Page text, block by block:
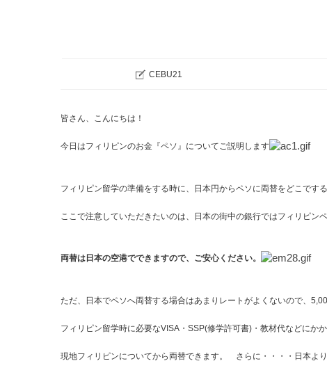
CEBU21
皆さん、こんにちは！
今日はフィリピンのお金『ペソ』についてご説明します
フィリピン留学の準備をする時に、日本円からペソに両替をどこです
ここで注意していただきたいのは、日本の街中の銀行ではフィリピン
両替は日本の空港でできますので、ご安心ください。
ただ、日本でペソへ両替する場合はあまりレートがよくないので、
フィリピン留学時に必要なVISA・SSP(修学許可書)・教材代などにかか
現地フィリピンについてから両替できます。 さらに・・・・日本よ